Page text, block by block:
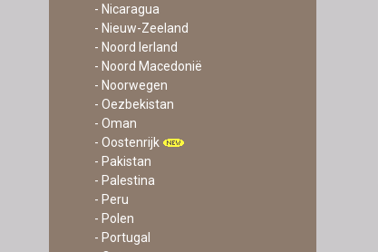
- Nicaragua
- Nieuw-Zeeland
- Noord Ierland
- Noord Macedonië
- Noorwegen
- Oezbekistan
- Oman
- Oostenrijk
- Pakistan
- Palestina
- Peru
- Polen
- Portugal